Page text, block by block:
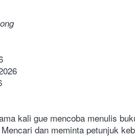
kali gue mencoba menulis
dan meminta petunjuk